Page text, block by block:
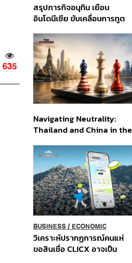
635
สรุปภารกิจอนุทิน เยือน
อินโดนีเซีย ขับเคลื่อนการทูต
ส่วนยุทธศาสตร์ไทย –
อินโดนีเซีย
Navigating Neutrality:
Thailand and China in the
Order
BUSINESS/ ECONOMIC
วิเคราะห์ปรากฏการณ์คนแห่
ขอสินเชื่อ CLICX อาจเป็น